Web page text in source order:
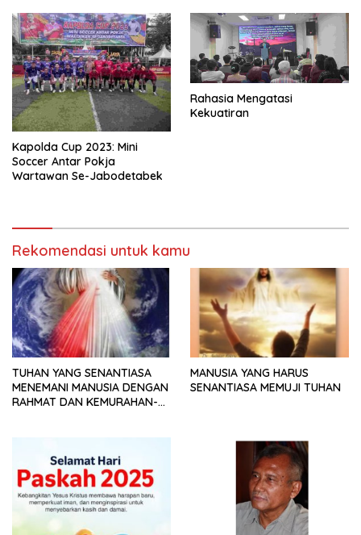
Kapolda Cup 2023: Mini
Soccer Antar Pokja
Wartawan Se-Jabodetabek
Rahasia Mengatasi
Kekuatiran
Rekomendasi untuk kamu
TUHAN YANG SENANTIASA
MENEMANI MANUSIA DENGAN
RAHMAT DAN KEMURAHAN-
MANUSIA YANG HARUS
SENANTIASA MEMUJI TUHAN